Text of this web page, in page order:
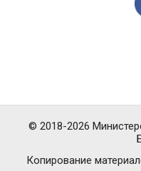
Копирование
© 2018-2026